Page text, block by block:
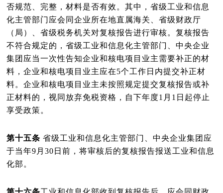
否规范、完整，材料是否有效。其中，省级工业和信息
化主管部门应会同企业所在地直属海关、省级财政厅
（局）、省级税务机关对复核报告进行审核。复核报告
不符合规定的，省级工业和信息化主管部门、中央企业
集团应当一次性告知企业和核电项目业主需要补正的材
料，企业和核电项目业主应在5个工作日内提交补正材
料。企业和核电项目业主未按照规定提交复核报告或补
正材料的，视同放弃免税资格，自下年度1 月 1 日起停止
享受政策。
第十五条 省级工业和信息化主管部门、中央企业集团应
于当年9 月30 日前，将审核后的复核报告报送工业和信息
化部。